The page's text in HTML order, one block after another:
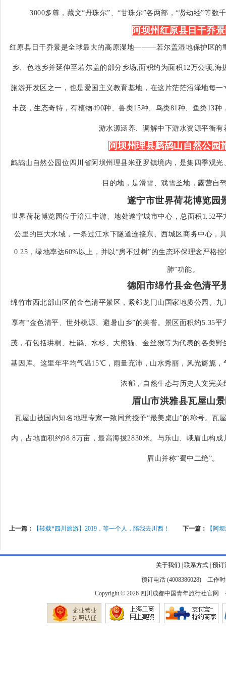
3000多尊，藏文“丹珠尔”、“甘珠尔”各两部，“贤劫经”等数
阿坝州红原县日干乔
红原县日干乔景是全球最大的高原湿地———若尔盖湿地保护区的
乡、色地乡并延伸至若尔盖的部分乡场,面积约为面积12万公顷,
旅游开发区之一，也是爱国主义教育基地，在这片茫茫沼泽地每
丰茂，生态奇特，有植物490种、兽类15种、鸟类81种、鱼类13
游水源涵养、调解中下游水资源平衡有
阿坝州理县鹧鸪山自然公园
鹧鸪山自然公园位四川省阿坝州理县米亚罗镇境内，是集四季观
目的地，是滑雪、戏雪圣地，露营自
遂宁市世界荷花博览园
世界荷花博览园位于涪江中游、地处遂宁城市中心，总面积1.52
公里的巨大水域，一条过江水下隧道连接东、西城区商务中心，
0.25，绿地率达60%以上，并以“房不过树”的生态环保理念严格
肺”功能。
德阳市绵竹县金色清平
绵竹市西北部山区的金色清平景区，紧邻龙门山国家地质公园、
享有“金色清平、世外桃源、避暑山乡”的美誉。景区面积约5.35
茂，有包括珙桐、杜鹃、水杉、大熊猫、金丝猴等为代表的各类
基因库。这里年平均气温15℃，雨量充沛，山水秀丽，风光旖旎
浓郁，自然生态与历史人文完美
眉山市洪雅县瓦屋山
瓦屋山被国内知名地理专家一致同意授予“最美桌山”的称号。瓦
内，占地面积约98.8万亩，最高海拔2830米。与乐山、峨眉山构
眉山并称“蜀中二绝”。
上一篇： 【转载*四川旅游】2019，等一个人，陪我去川西！ 下一篇： 【阿
关于我们 联系方式| 预订
预订电话 (4008386028) 工作时
Copyright © 2026 四川成都中国青年旅行社官网